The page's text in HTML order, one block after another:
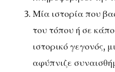
Μία ιστορία που
του τόπου ή σε
ιστορικό γεγονός,
αφύπνιζε